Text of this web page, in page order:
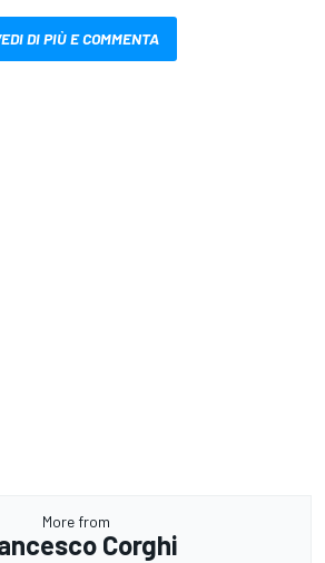
DI PIÙ E COMMENTA
More from
Corghi